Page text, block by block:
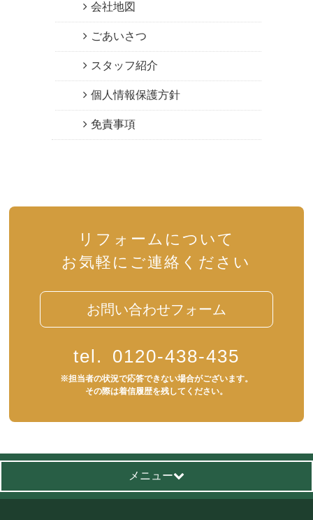
会社地図
ごあいさつ
スタッフ紹介
個人情報保護方針
免責事項
リフォームについて
お気軽にご連絡ください
お問い合わせフォーム
tel. 0120-438-435
※担当者の状況で応答できない場合がございます。
その際は着信履歴を残してください。
メニュー